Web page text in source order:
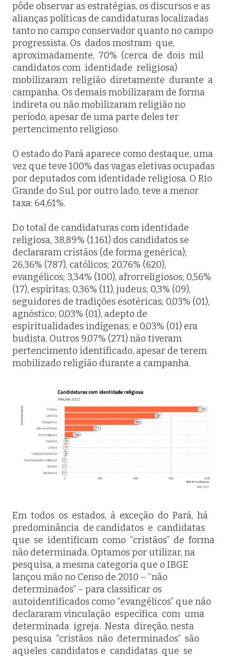
pôde observar as estratégias, os discursos e as
alianças políticas de candidaturas localizadas
tanto no campo conservador quanto no campo
progressista. Os dados mostram que,
aproximadamente, 70% (cerca de dois mil
candidatos com identidade religiosa)
mobilizaram religião diretamente durante a
campanha. Os demais mobilizaram de forma
indireta ou não mobilizaram religião no
período, apesar de uma parte deles ter
pertencimento religioso.
O estado do Pará aparece como destaque, uma
vez que teve 100% das vagas eletivas ocupadas
por deputados com identidade religiosa. O Rio
Grande do Sul, por outro lado, teve a menor
taxa: 64,61%.
Do total de candidaturas com identidade
religiosa, 38,89% (1.161) dos candidatos se
declararam cristãos (de forma genérica);
26,36% (787), católicos; 20,76% (620),
evangélicos; 3,34% (100), afrorreligiosos; 0,56%
(17), espíritas; 0,36% (11), judeus; 0,3% (09),
seguidores de tradições esotéricas; 0,03% (01),
agnóstico; 0,03% (01), adepto de
espiritualidades indígenas; e 0,03% (01) era
budista. Outros 9,07% (271) não tiveram
pertencimento identificado, apesar de terem
mobilizado religião durante a campanha.
Em todos os estados, à exceção do Pará, há
predominância de candidatos e candidatas
que se identificam como “cristãos” de forma
não determinada. Optamos por utilizar, na
pesquisa, a mesma categoria que o IBGE
lançou mão no Censo de 2010 – “não
determinados” – para classificar os
autoidentificados como “evangélicos” que não
declararam vinculação específica com uma
determinada igreja. Nesta direção, nesta
pesquisa “cristãos não determinados” são
aqueles candidatos e candidatas que se